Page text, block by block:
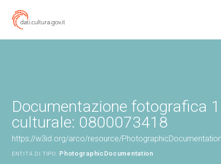
Documentazione fotografica
culturale: 0800073418
https://w3id.org/arco/resource/
ENTITÀ DI TIPO: PhotographicDocumentation